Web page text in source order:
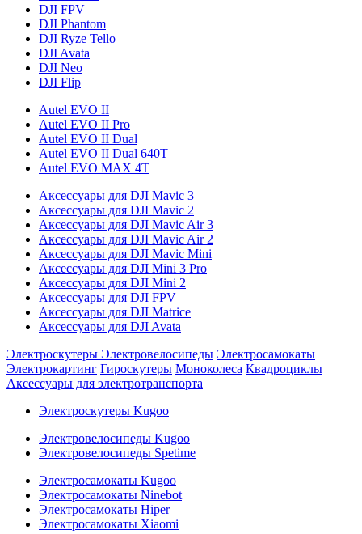
DJI FPV
DJI Phantom
DJI Ryze Tello
DJI Avata
DJI Neo
DJI Flip
Autel EVO II
Autel EVO II Pro
Autel EVO II Dual
Autel EVO II Dual 640T
Autel EVO MAX 4T
Аксессуары для DJI Mavic 3
Аксессуары для DJI Mavic 2
Аксессуары для DJI Mavic Air 3
Аксессуары для DJI Mavic Air 2
Аксессуары для DJI Mavic Mini
Аксессуары для DJI Mini 3 Pro
Аксессуары для DJI Mini 2
Аксессуары для DJI FPV
Аксессуары для DJI Matrice
Аксессуары для DJI Avata
Электроскутеры Электровелосипеды Электросамокаты
Электрокартинг Гироскутеры Моноколеса Квадроциклы
Аксессуары для электротранспорта
Электроскутеры Kugoo
Электровелосипеды Kugoo
Электровелосипеды Spetime
Электросамокаты Kugoo
Электросамокаты Ninebot
Электросамокаты Hiper
Электросамокаты Xiaomi